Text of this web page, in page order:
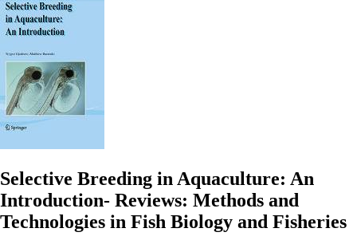
Selective Breeding in Aquaculture: An
Introduction- Reviews: Methods and
Technologies in Fish Biology and Fisheries